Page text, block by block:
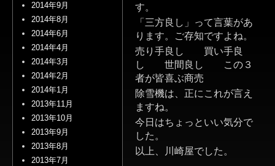
2014年9月
2014年8月
2014年6月
2014年4月
2014年3月
2014年2月
2014年1月
2013年11月
2013年10月
2013年9月
2013年8月
2013年7月
す。
「三方良し」って言葉があ
ります。ご存知ですよね。
売り手良し 買い手良
し 世間良し この３
者が皆喜ぶ商売
除雪機は、正にこれが言え
ますね。
今日はちょっといい気分で
した。
以上、川崎屋でした。